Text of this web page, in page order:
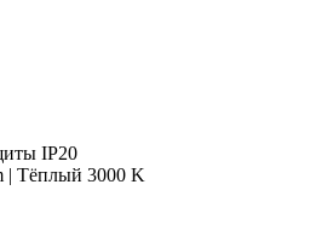
IP20
| Тёплый 3000 K